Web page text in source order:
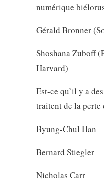
numérique
Gérald Bronner
Shoshana Zuboff
Harvard)
Est-ce qu’il y a
traitent de la perte
Byung-Chul Han
Bernard Stiegler
Nicholas Carr